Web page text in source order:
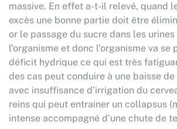
massive. En effet a-t-il relevé, quand
excès une bonne partie doit être
or le passage du sucre dans les urines
l’organisme et donc l’organisme va se
déficit hydrique ce qui est très
des cas peut conduire à une baisse
avec insuffisance d’irrigation du
reins qui peut entrainer un collapsus
intense accompagné d’une chute de